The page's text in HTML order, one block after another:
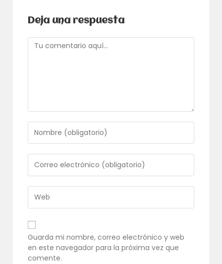
Deja una respuesta
Comentario
tu
nombre
o
nombre
de
usuario
para
comentar
tu
dirección
de
correo
electrónico
para
comentar
URL
de
tu
web
(opcional)
Guarda mi nombre, correo electrónico y web
en este navegador para la próxima vez que
comente.